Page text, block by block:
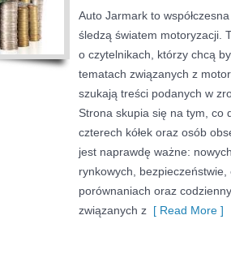
Auto Jarmark to
śledzą światem motoryzacji.
o czytelnikach, którzy chcą
tematach związanych z
szukają treści podanych w
Strona skupia się na tym, co
czterech kółek oraz osób
jest naprawdę ważne:
rynkowych,
porównaniach oraz
związanych z [ Read More ]